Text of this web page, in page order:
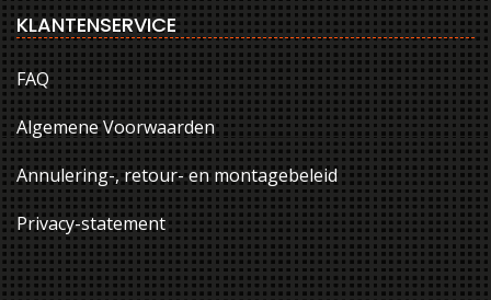
KLANTENSERVICE
FAQ
Algemene Voorwaarden
Annulering-, retour- en montagebeleid
Privacy-statement